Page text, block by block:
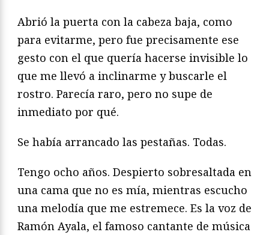
Abrió la puerta con la cabeza baja, como
para evitarme, pero fue precisamente ese
gesto con el que quería hacerse invisible lo
que me llevó a inclinarme y buscarle el
rostro. Parecía raro, pero no supe de
inmediato por qué.
Se había arrancado las pestañas. Todas.
Tengo ocho años. Despierto sobresaltada en
una cama que no es mía, mientras escucho
una melodía que me estremece. Es la voz de
Ramón Ayala, el famoso cantante de música